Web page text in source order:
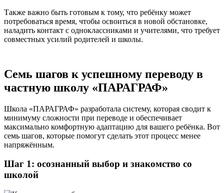
Также важно быть готовым к тому, что ребёнку может
потребоваться время, чтобы освоиться в новой обстановке,
наладить контакт с одноклассниками и учителями, что требует
совместных усилий родителей и школы.
Семь шагов к успешному переводу в
частную школу «ПАРАГРАФ»
Школа «ПАРАГРАФ» разработала систему, которая сводит к
минимуму сложности при переводе и обеспечивает
максимально комфортную адаптацию для вашего ребёнка. Вот
семь шагов, которые помогут сделать этот процесс менее
напряжённым.
Шаг 1: осознанный выбор и знакомство со
школой